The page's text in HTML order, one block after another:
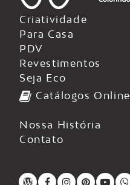
Criatividade
Para Casa
PDV
Revestimentos
Seja Eco
Catálogos Online
Nossa História
Contato